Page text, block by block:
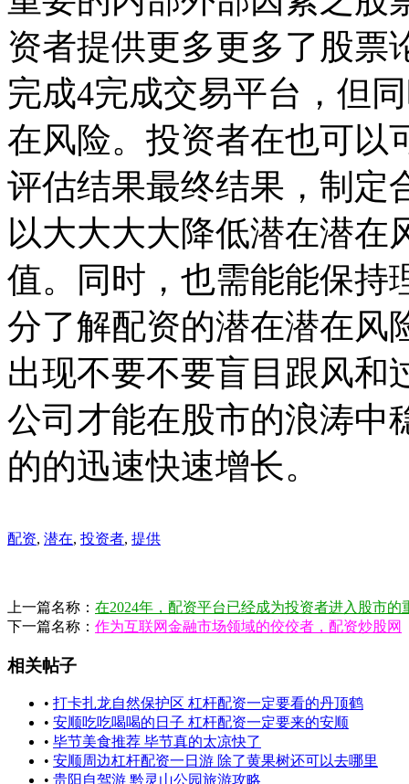
资者提供更多更多了股票
完成4完成交易平台，但
在风险。投资者在也可以
评估结果最终结果，制定
以大大大大降低潜在潜在
值。同时，也需能能保持
分了解配资的潜在潜在风
出现不要不要盲目跟风和
公司才能在股市的浪涛中
的的迅速快速增长。
配资, 潜在, 投资者, 提供
上一篇名称： 在2024年，配资平台已经成为投资者进入股市的
下一篇名称： 作为互联网金融市场领域的佼佼者，配资炒股网
相关帖子
• 打卡扎龙自然保护区 杠杆配资一定要看的丹顶鹤
• 安顺吃吃喝喝的日子 杠杆配资一定要来的安顺
• 毕节美食推荐 毕节真的太凉快了
• 安顺周边杠杆配资一日游 除了黄果树还可以去哪里
• 贵阳自驾游 黔灵山公园旅游攻略